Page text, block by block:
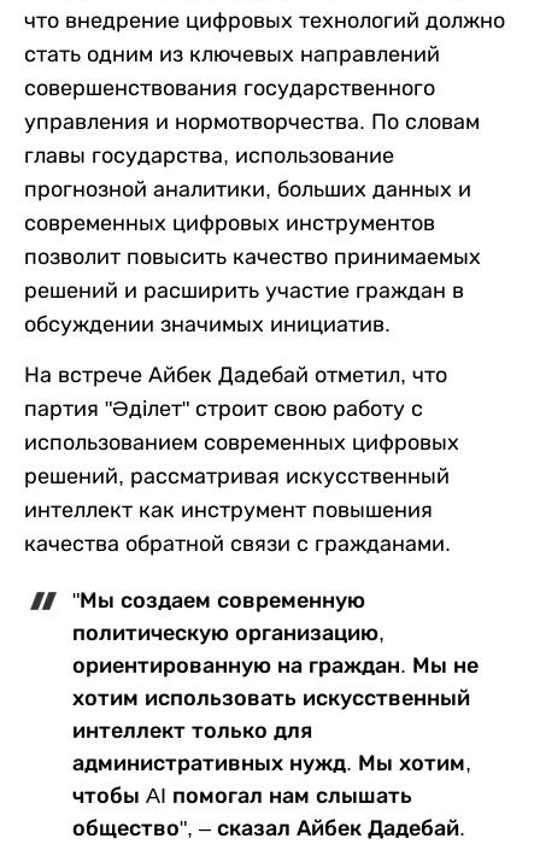
что внедрение цифровых технологий должно
стать одним из ключевых направлений
совершенствования государственного
управления и нормотворчества. По словам
главы государства, использование
прогнозной аналитики, больших данных и
современных цифровых инструментов
позволит повысить качество принимаемых
решений и расширить участие граждан в
обсуждении значимых инициатив.
На встрече Айбек Дадебай отметил, что
партия "Әділет" строит свою работу с
использованием современных цифровых
решений, рассматривая искусственный
интеллект как инструмент повышения
качества обратной связи с гражданами.
"Мы создаем современную
политическую организацию,
ориентированную на граждан. Мы не
хотим использовать искусственный
интеллект только для
административных нужд. Мы хотим,
чтобы AI помогал нам слышать
общество", – сказал Айбек Дадебай.